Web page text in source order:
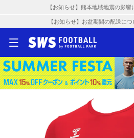
【お知らせ】熊本地域地震の影響
【お知らせ】お盆期間の配送に